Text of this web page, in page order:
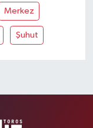
Merkez
Şuhut